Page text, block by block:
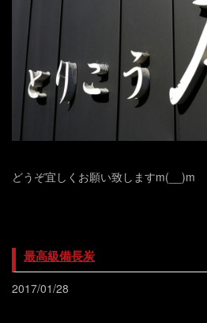
どうぞ宜しくお願い致しますm(__)m
最高級備長炭
2017/01/28